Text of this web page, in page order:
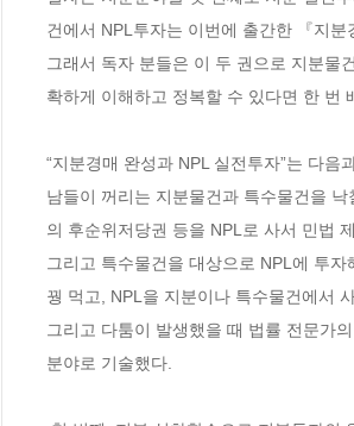
건에서 NPL투자는 이번에 출간한 『지
그래서 독자 분들은 이 두 권으로 지분물
확하게 이해하고 정복할 수 있다면 한 번
“지분경매 완성과 NPL 실전투자”는 다
남들이 꺼리는 지분물건과 특수물건을
의 후순위저당권 등을 NPL로 사서 민법
그리고 특수물건을 대상으로 NPL에 투
꿩 먹고, NPL을 지분이나 특수물건에서
그리고 다툼이 발생했을 때 법률 전문가
분야로 기술했다.